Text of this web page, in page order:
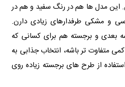
مدل ها هم در رنگ سفید و هم در
و مشکی طرفدارهای زیادی دارن.
بعدی و برجسته هم برای کسانی که
متفاوت تر باشه، انتخاب جذابی به
از طرح های برجسته زیاده روی